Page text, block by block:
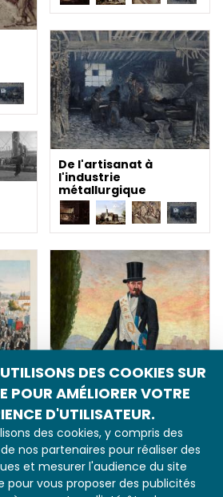
DES COOKIES SUR
POUR AMÉLIORER VOTRE
D'UTILISATEUR.
des cookies, y compris des
nos partenaires pour réaliser des
et mesurer l'audience du site
pour vous proposer des publicités
De l'artisanat à
l'industrie
métallurgique
Le refondateur du